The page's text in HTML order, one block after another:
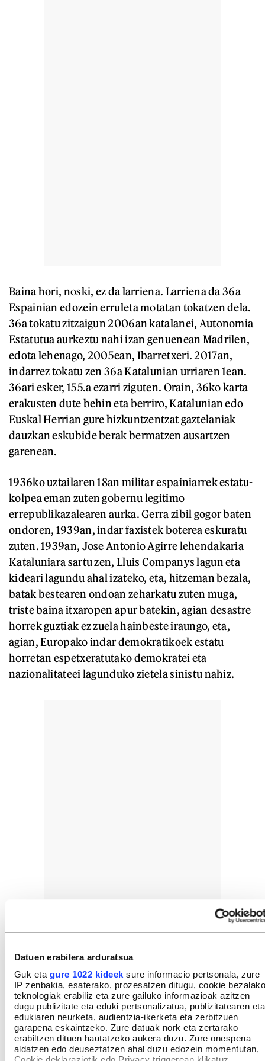
Datuen erabilera arduratsua
Guk eta gure 1022 kideek sure informacio pertsonala, zure
IP zenbakia, esaterako, prozesatzen ditugu, cookie bezalako
teknologiak erabiliz eta zure gailuko informazioak azitzen
dugu publizitate eta eduki pertsonalizatua, publizitatearen eta
edukiaren neurketa, audientzia-ikerketa eta zerbitzuen
garapena eskaintzeko. Zure datuak nork eta zertarako
erabiltzen dituen hautatzeko aukera duzu. Zure onespena
aldatzen edo deuseztatzen ahal duzu edozein momentutan,
Baina hori, noski, ez da larriena. Larriena da 36a
Espainian edozein erruleta motatan tokatzen dela.
36a tokatu zitzaigun 2006an katalanei, Autonomia
Estatutua aurkeztu nahi izan genuenean Madrilen,
edota lehenago, 2005ean, Ibarretxeri. 2017an,
indarrez tokatu zen 36a Katalunian urriaren 1ean.
36ari esker, 155.a ezarri ziguten. Orain, 36ko karta
erakusten dute behin eta berriro, Katalunian edo
Euskal Herrian gure hizkuntzentzat gaztelaniak
dauzkan eskubide berak bermatzen ausartzen
garenean.
1936ko uztailaren 18an militar espainiarrek estatu-
kolpea eman zuten gobernu legitimo
errepublikazalearen aurka. Gerra zibil gogor baten
ondoren, 1939an, indar faxistek boterea eskuratu
zuten. 1939an, Jose Antonio Agirre lehendakaria
Kataluniara sartu zen, Lluis Companys lagun eta
kideari lagundu ahal izateko, eta, hitzeman bezala,
batak bestearen ondoan zeharkatu zuten muga,
triste baina itxaropen apur batekin, agian desastre
horrek guztiak ez zuela hainbeste iraungo, eta,
agian, Europako indar demokratikoek estatu
horretan espetxeratutako demokratei eta
nazionalitateei lagunduko zietela sinistu nahiz.